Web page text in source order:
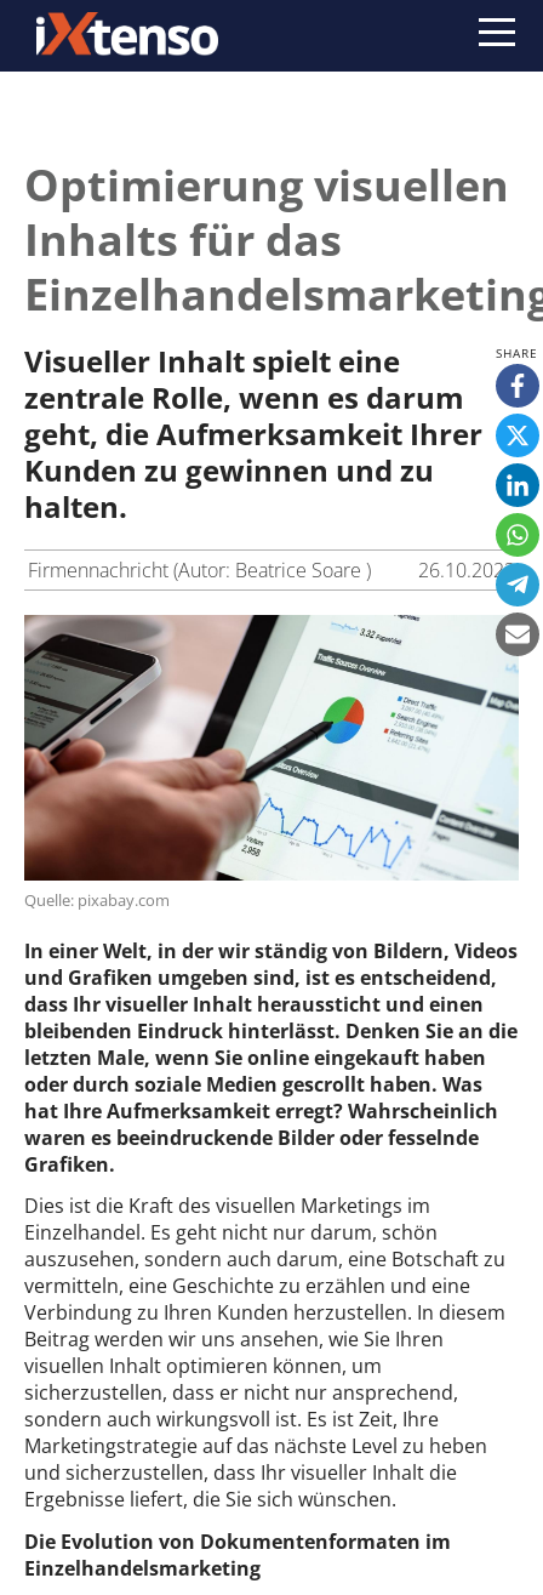
Optimierung visuellen
Inhalts für das
Visueller Inhalt spielt eine
zentrale Rolle, wenn es darum
geht, die Aufmerksamkeit Ihrer
Kunden zu gewinnen und zu
halten.
Firmennachricht (Autor: Beatrice Soare ) 26.10.2023
Quelle: pixabay.com
In einer Welt, in der wir ständig von Bildern, Videos
und Grafiken umgeben sind, ist es entscheidend,
dass Ihr visueller Inhalt heraussticht und einen
bleibenden Eindruck hinterlässt. Denken Sie an die
letzten Male, wenn Sie online eingekauft haben
oder durch soziale Medien gescrollt haben. Was
hat Ihre Aufmerksamkeit erregt? Wahrscheinlich
waren es beeindruckende Bilder oder fesselnde
Grafiken.
Dies ist die Kraft des visuellen Marketings im
Einzelhandel. Es geht nicht nur darum, schön
auszusehen, sondern auch darum, eine Botschaft zu
vermitteln, eine Geschichte zu erzählen und eine
Verbindung zu Ihren Kunden herzustellen. In diesem
Beitrag werden wir uns ansehen, wie Sie Ihren
visuellen Inhalt optimieren können, um
sicherzustellen, dass er nicht nur ansprechend,
sondern auch wirkungsvoll ist. Es ist Zeit, Ihre
Marketingstrategie auf das nächste Level zu heben
und sicherzustellen, dass Ihr visueller Inhalt die
Ergebnisse liefert, die Sie sich wünschen.
Die Evolution von Dokumentenformaten im
Einzelhandelsmarketing